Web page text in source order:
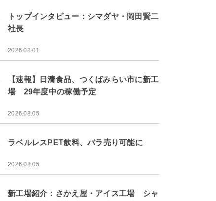
トップインタビュー：シマダヤ・岡田賢二
社長
2026.08.01
【速報】日清食品、つくばみらい市に新工
場 29年度中の稼働予定
2026.08.05
ラベルレスPET飲料、バラ売り可能に
2026.08.05
新工場紹介：さかえ屋・アイス工場 シャ